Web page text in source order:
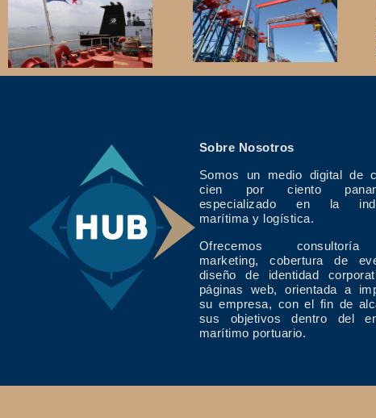
Sobre Nosotros
Somos un medio digital de
cien por ciento
especializado en la
marítima y logística.
Ofrecemos
marketing, cobertura de
diseño de identidad
páginas web, orientada a
su empresa, con el fin de
sus objetivos dentro del
marítimo portuario.